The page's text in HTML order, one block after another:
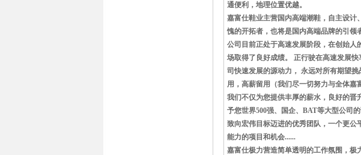
通便利，地理位置优越。
嘉富仕鞋业主营国内高端潮鞋，自主设
愧的开拓者，也将是国内高端品牌的引领
公司目前正处于高速发展阶段，在创始
场取得了良好成绩。 正行驶在高速发展
司快速发展的源动力， 永远对所有期望
用，高薪留用（我们尽一切努力与全体嘉
我们不仅为您提供丰厚的薪水，良好的
予您世界500强、国企、BAT等大型公司
致向宏伟目标迈进的优秀团队，一个更
能力的项目和机会......
嘉富仕极力营造简单透明的工作氛围，极